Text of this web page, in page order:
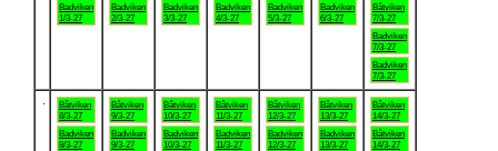
Badviken
1/3-27
Badviken
2/3-27
Badviken
3/3-27
Badviken
4/3-27
Badviken
5/3-27
Badviken
6/3-27
Båtviken
7/3-27
Badviken
7/3-27
Badviken
7/3-27
Båtviken
8/3-27
Badviken
8/3-27
Båtviken
9/3-27
Badviken
9/3-27
Båtviken
10/3-27
Badviken
10/3-27
Båtviken
11/3-27
Badviken
11/3-27
Båtviken
12/3-27
Badviken
12/3-27
Båtviken
13/3-27
Badviken
13/3-27
Båtviken
14/3-27
Båtviken
14/3-27